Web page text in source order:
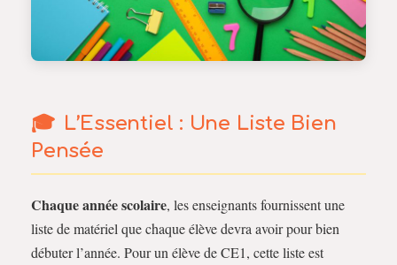
L’Essentiel : Une Liste Bien
Pensée
Chaque année scolaire, les enseignants fournissent une
liste de matériel que chaque élève devra avoir pour bien
débuter l’année. Pour un élève de CE1, cette liste est